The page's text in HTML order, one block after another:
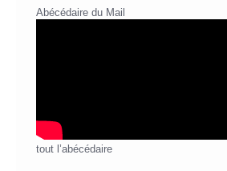
Abécédaire du Mail
tout l’abécédaire